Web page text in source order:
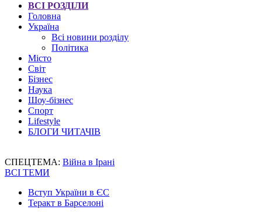
ВСІ РОЗДІЛИ
Головна
Україна
Всі новини розділу
Політика
Місто
Світ
Бізнес
Наука
Шоу-бізнес
Спорт
Lifestyle
БЛОГИ ЧИТАЧІВ
СПЕЦТЕМА: Війна в Ірані
ВСІ ТЕМИ
Вступ України в ЄС
Теракт в Барселоні